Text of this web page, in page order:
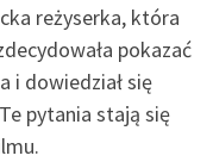
reżyserka, która
pokazać
i dowiedział się
pytania stają się